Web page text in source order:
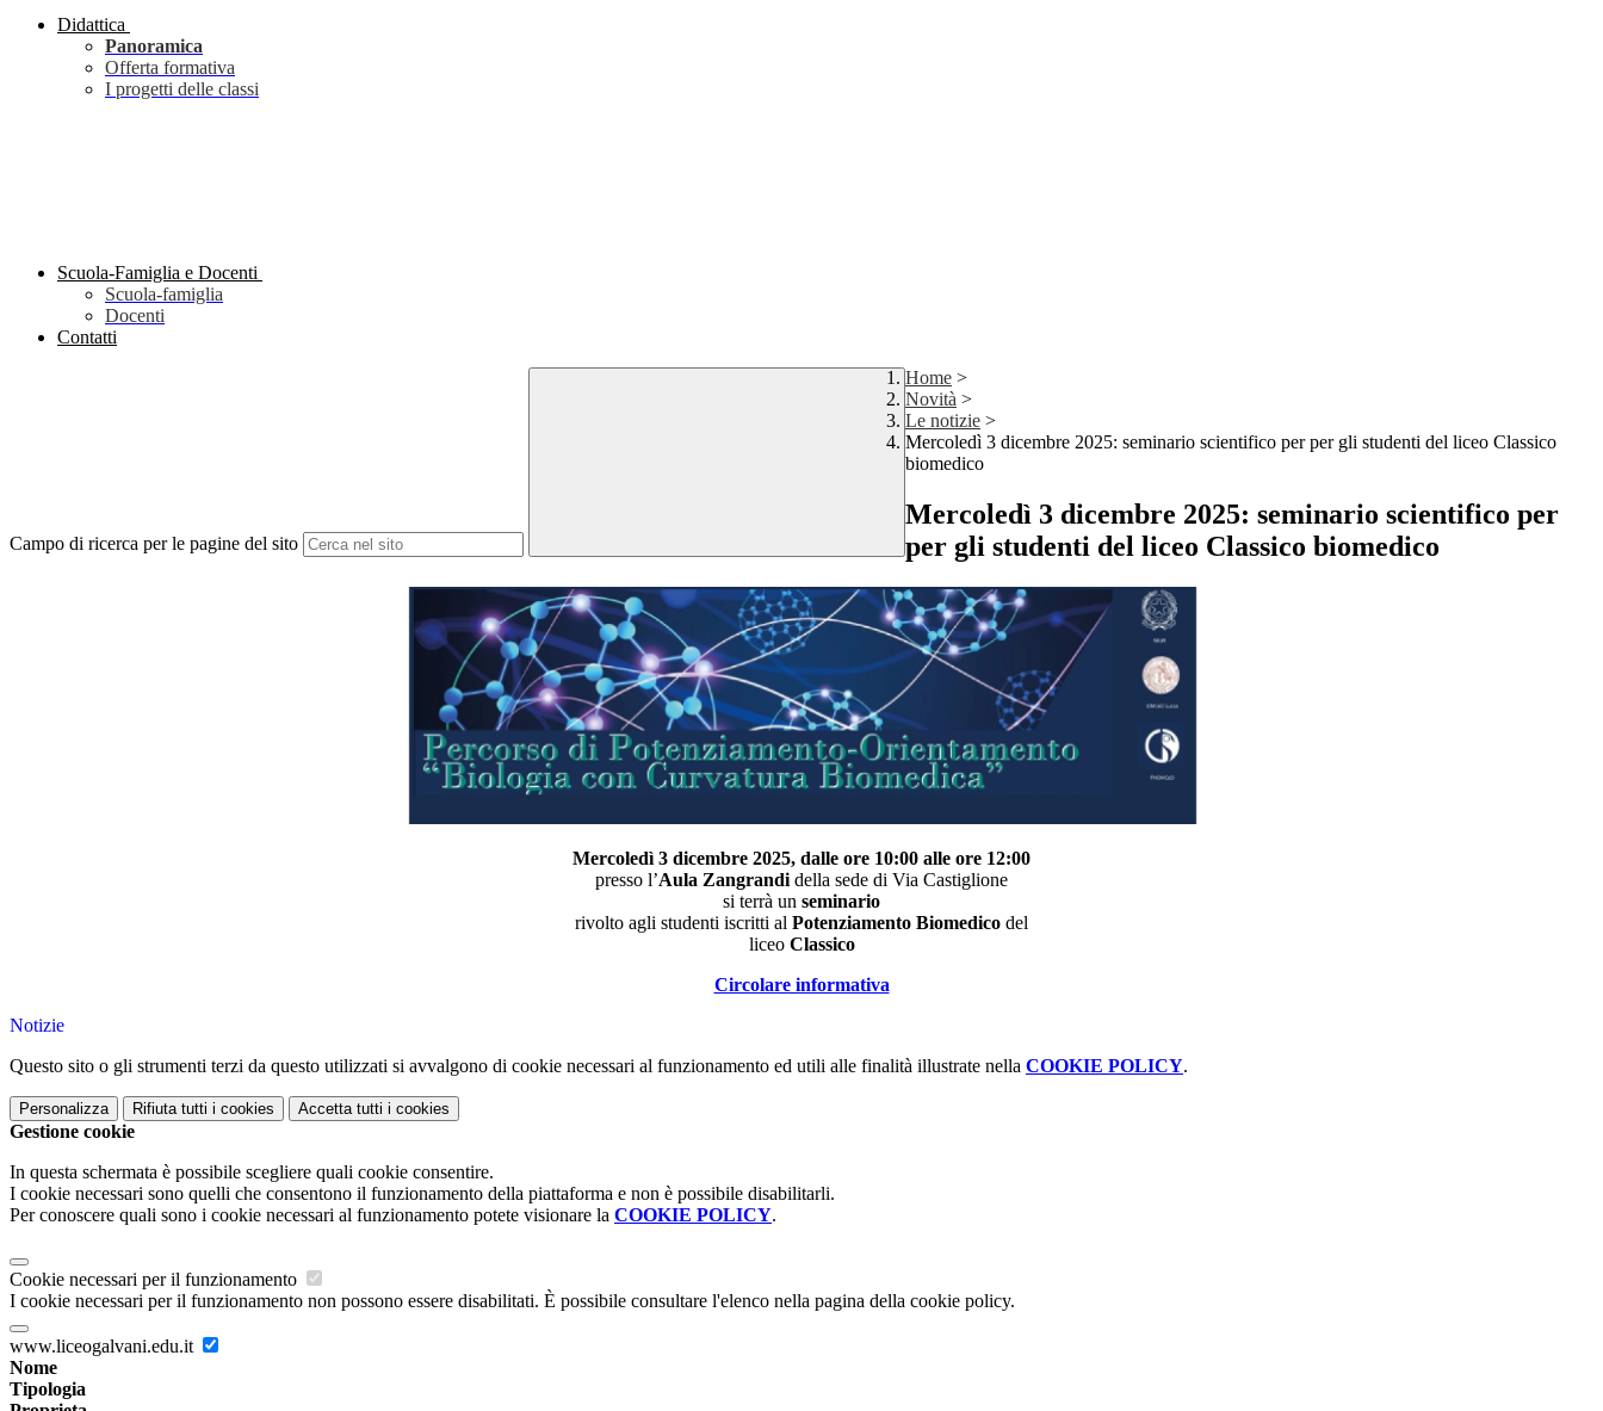
Didattica
Panoramica
Offerta formativa
I progetti delle classi
Scuola-Famiglia e Docenti
Scuola-famiglia
Docenti
Contatti
Campo di ricerca per le pagine del sito
Home >
Novità >
Le notizie >
Mercoledì 3 dicembre 2025: seminario scientifico per per gli studenti del liceo Classico
biomedico
Mercoledì 3 dicembre 2025: seminario scientifico per
per gli studenti del liceo Classico biomedico
Mercoledì 3 dicembre 2025, dalle ore 10:00 alle ore 12:00
presso l’Aula Zangrandi della sede di Via Castiglione
si terrà un seminario
rivolto agli studenti iscritti al Potenziamento Biomedico del
liceo Classico
Circolare informativa
Notizie
Questo sito o gli strumenti terzi da questo utilizzati si avvalgono di cookie necessari al funzionamento ed utili alle finalità illustrate nella COOKIE POLICY.
Personalizza Rifiuta tutti i cookies Accetta tutti i cookies
Gestione cookie
In questa schermata è possibile scegliere quali cookie consentire.
I cookie necessari sono quelli che consentono il funzionamento della piattaforma e non è possibile disabilitarli.
Per conoscere quali sono i cookie necessari al funzionamento potete visionare la COOKIE POLICY.
Cookie necessari per il funzionamento
I cookie necessari per il funzionamento non possono essere disabilitati. È possibile consultare l'elenco nella pagina della cookie policy.
www.liceogalvani.edu.it
Nome
Tipologia